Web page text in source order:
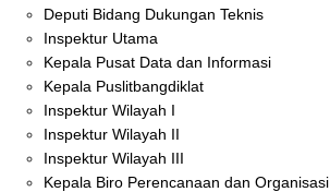
Deputi Bidang Dukungan Teknis
Inspektur Utama
Kepala Pusat Data dan Informasi
Kepala Puslitbangdiklat
Inspektur Wilayah I
Inspektur Wilayah II
Inspektur Wilayah III
Kepala Biro Perencanaan dan Organisasi